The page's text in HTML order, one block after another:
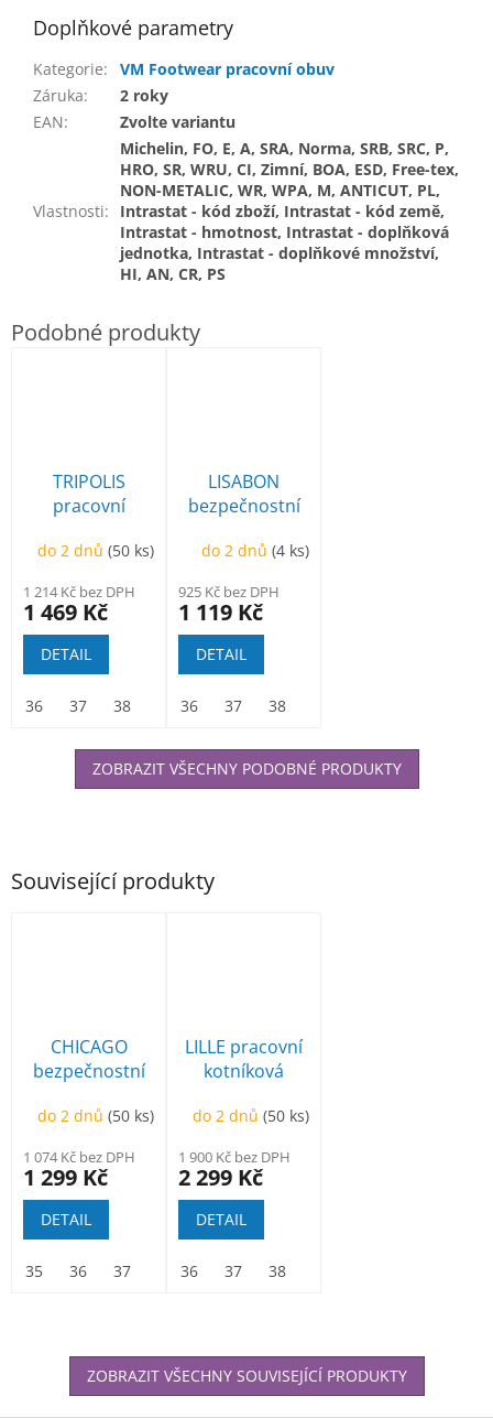
Související produkty
CHICAGO
bezpečnostní
do 2 dnů(50 ks)
1 074 Kč bez DPH
1 299 Kč
DETAIL
35 36 37
LILLE pracovní
kotníková
do 2 dnů(50 ks)
1 900 Kč bez DPH
2 299 Kč
DETAIL
36 37 38
ZOBRAZIT VŠECHNY SOUVISEJÍCÍ PRODUKTY
Doplňkové parametry
Kategorie:
VM Footwear pracovní obuv
Záruka:
2 roky
EAN: Zvolte variantu
Vlastnosti:
Michelin, FO, E, A, SRA, Norma, SRB, SRC, P,
HRO, SR, WRU, CI, Zimní, BOA, ESD, Free-tex,
NON-METALIC, WR, WPA, M, ANTICUT, PL,
Intrastat - kód zboží, Intrastat - kód země,
Intrastat - hmotnost, Intrastat - doplňková
jednotka, Intrastat - doplňkové množství,
HI, AN, CR, PS
TRIPOLIS
pracovní
do 2 dnů(50 ks)
1 214 Kč bez DPH
1 469 Kč
DETAIL
36 37 38
LISABON
bezpečnostní
do 2 dnů(4 ks)
925 Kč bez DPH
1 119 Kč
DETAIL
36 37 38
ZOBRAZIT VŠECHNY PODOBNÉ PRODUKTY